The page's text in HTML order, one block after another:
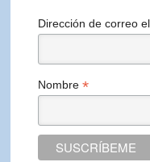
Dirección de correo
Nombre*